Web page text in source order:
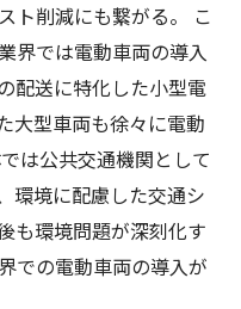
ト削減にも繋がる。 こ
界では電動車両の導入
配送に特化した小型電
大型車両も徐々に電動
は公共交通機関として
環境に配慮した交通シ
も環境問題が深刻化す
での電動車両の導入が